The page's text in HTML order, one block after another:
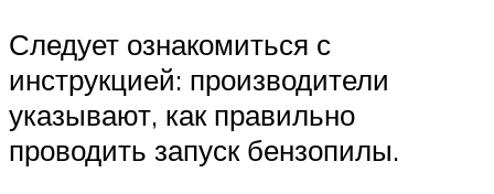
Следует ознакомиться с
инструкцией: производители
указывают, как правильно
проводить запуск бензопилы.